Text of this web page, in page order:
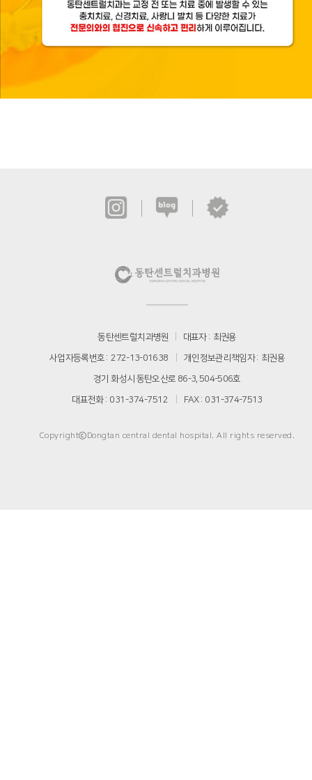
동탄센트럴치과병원 대표자 최권용
사업자등록번호 272-13-01638 개인정보관리책임자 최권용
경기 화성시 동탄오산로 86-3, 504-506호
대표전화 031-374-7512 FAX 031-374-7513
CopyrightⓒDongtan central dental hospital. All rights reserved.